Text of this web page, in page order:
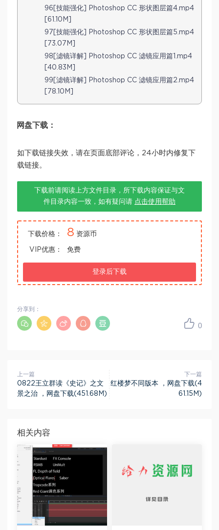
96[技能强化] Photoshop CC 形状图层篇4.mp4
[61.10M]
97[技能强化] Photoshop CC 形状图层篇5.mp4
[73.07M]
98[滤镜详解] Photoshop CC 滤镜应用篇1.mp4
[40.83M]
99[滤镜详解] Photoshop CC 滤镜应用篇2.mp4
[78.10M]
网盘下载：
如下载链接失效，请在页面底部评论，24小时内修复下
载链接。
下载前请阅读上方文件目录，所下载内容保证与文
件目录内容一致，如有疑问请 点击使用帮助
下载价格： 8 资源币
VIP优惠： 免费
登录后下载
0
分享到：
上一篇
0822王立群读《史记》之文
景之治 ，网盘下载(451.68M)
下一篇
红楼梦不同版本 ，网盘下载(4
61.15M)
相关内容